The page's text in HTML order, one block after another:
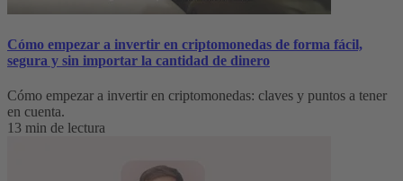
Cómo empezar a invertir en criptomonedas de forma fácil,
segura y sin importar la cantidad de dinero
Cómo empezar a invertir en criptomonedas: claves y puntos a tener
en cuenta.
13 min de lectura